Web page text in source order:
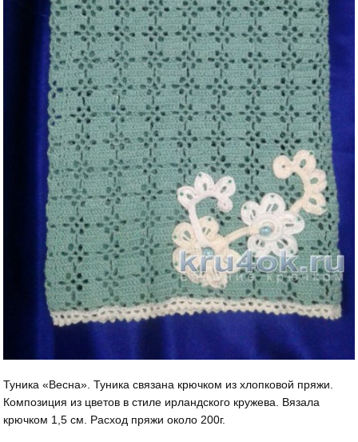
Туника «Весна». Туника связана крючком из хлопковой пряжи.
Композиция из цветов в стиле ирландского кружева. Вязала
крючком 1,5 см. Расход пряжи около 200г.